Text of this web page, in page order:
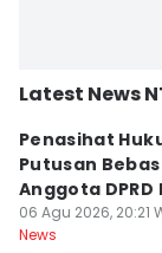
Latest News
Penasihat
Putusan
Anggota DPRD
Bersifat Final
06 Agu 2026, 20:21
News